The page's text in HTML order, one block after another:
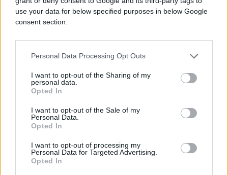
use your data for below specified purposes in below Google
consent section.
Personal Data Processing Opt Outs
I want to opt-out of the Sharing of my
personal data.
Opted In
I want to opt-out of the Sale of my
Personal Data.
Opted In
I want to opt-out of processing my
Personal Data for Targeted Advertising.
Opted In
U Dalmaciji skuplje nego lani:
Ovo su cijene noćenja u
Na ovoj destinaciji apartmani uz
Tražio apartman u Tučepima, pao
sa stolice kad je vidio cijenu po